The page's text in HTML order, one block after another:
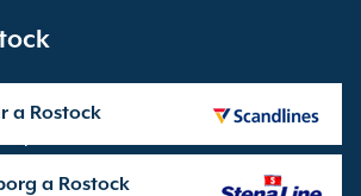
a Rostock
a Rostock